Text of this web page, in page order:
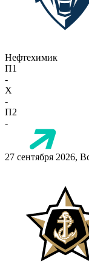
Нефтехимик
П1
-
X
-
П2
-
27 сентября 2026,